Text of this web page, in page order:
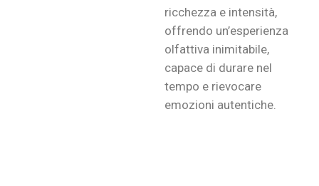
ricchezza e intensità,
offrendo un’esperienza
olfattiva inimitabile,
capace di durare nel
tempo e rievocare
emozioni autentiche.